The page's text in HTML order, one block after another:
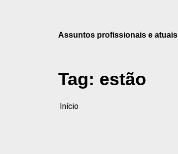
Assuntos profissionais e atuais
Tag: estão
Início